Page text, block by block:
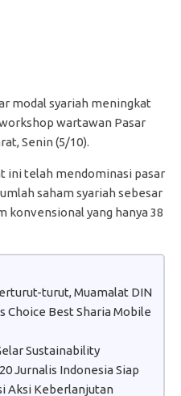
modal syariah meningkat
wartawan Pasar
Senin (5/10).
ini telah mendominasi pasar
saham syariah sebesar
konvensional yang hanya 38
turut, Muamalat DIN
Choice Best Sharia Mobile
Sustainability
Jurnalis Indonesia Siap
Aksi Keberlanjutan